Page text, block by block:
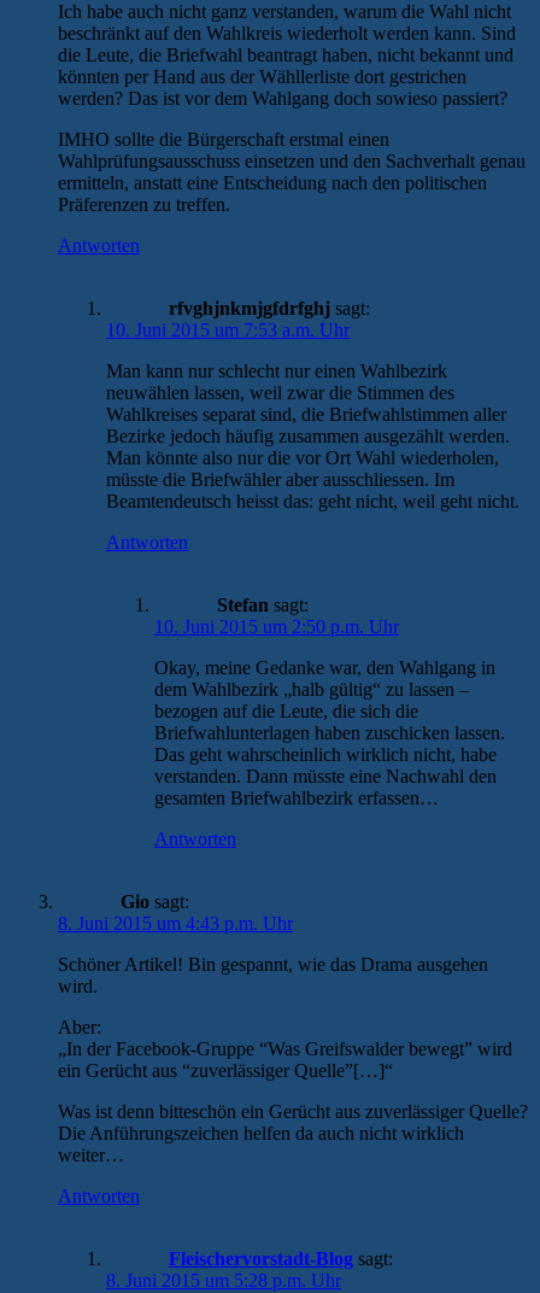
Ich habe auch nicht ganz verstanden, warum die Wahl nicht
beschränkt auf den Wahlkreis wiederholt werden kann. Sind
die Leute, die Briefwahl beantragt haben, nicht bekannt und
könnten per Hand aus der Wähllerliste dort gestrichen
werden? Das ist vor dem Wahlgang doch sowieso passiert?
IMHO sollte die Bürgerschaft erstmal einen
Wahlprüfungsausschuss einsetzen und den Sachverhalt genau
ermitteln, anstatt eine Entscheidung nach den politischen
Präferenzen zu treffen.
Antworten
rfvghjnkmjgfdrfghj sagt:
10. Juni 2015 um 7:53 a.m. Uhr
Man kann nur schlecht nur einen Wahlbezirk
neuwählen lassen, weil zwar die Stimmen des
Wahlkreises separat sind, die Briefwahlstimmen aller
Bezirke jedoch häufig zusammen ausgezählt werden.
Man könnte also nur die vor Ort Wahl wiederholen,
müsste die Briefwähler aber ausschliessen. Im
Beamtendeutsch heisst das: geht nicht, weil geht nicht.
Antworten
Stefan sagt:
10. Juni 2015 um 2:50 p.m. Uhr
Okay, meine Gedanke war, den Wahlgang in
dem Wahlbezirk „halb gültig“ zu lassen –
bezogen auf die Leute, die sich die
Briefwahlunterlagen haben zuschicken lassen.
Das geht wahrscheinlich wirklich nicht, habe
verstanden. Dann müsste eine Nachwahl den
gesamten Briefwahlbezirk erfassen…
Antworten
Gio sagt:
8. Juni 2015 um 4:43 p.m. Uhr
Schöner Artikel! Bin gespannt, wie das Drama ausgehen
wird.
Aber:
„In der Facebook-Gruppe “Was Greifswalder bewegt” wird
ein Gerücht aus “zuverlässiger Quelle”[…]“
Was ist denn bitteschön ein Gerücht aus zuverlässiger Quelle?
Die Anführungszeichen helfen da auch nicht wirklich
weiter…
Antworten
Fleischervorstadt-Blog sagt:
8. Juni 2015 um 5:28 p.m. Uhr